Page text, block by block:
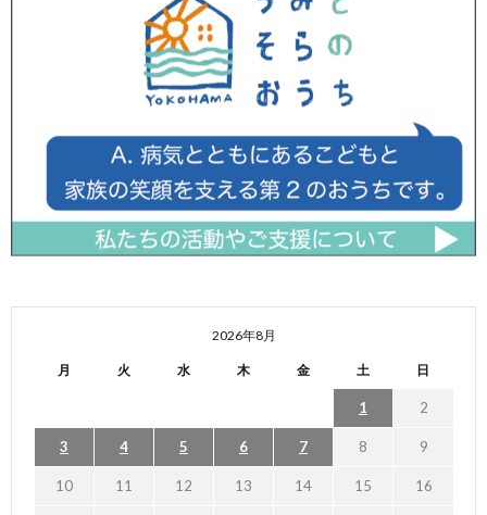
2026年8月
月 火 水 木 金 土 日
1 2
3 4 5 6 7 8 9
10 11 12 13 14 15 16